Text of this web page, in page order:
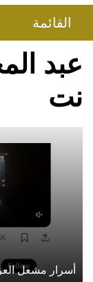
القائمة
عبد
نت
أسرار مشعل